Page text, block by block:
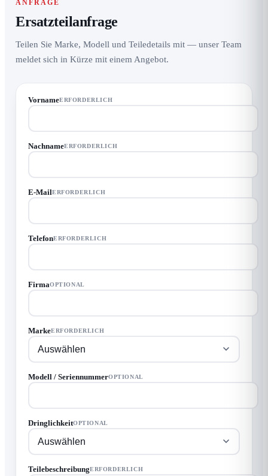
ANFRAGE
Ersatzteilanfrage
Teilen Sie Marke, Modell und Teiledetails mit — unser Team
meldet sich in Kürze mit einem Angebot.
VornameERFORDERLICH
NachnameERFORDERLICH
E-MailERFORDERLICH
TelefonERFORDERLICH
FirmaOPTIONAL
MarkeERFORDERLICH
Modell / SeriennummerOPTIONAL
DringlichkeitOPTIONAL
TeilebeschreibungERFORDERLICH